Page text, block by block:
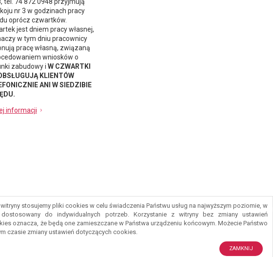
stosujemy pliki cookies w celu świadczenia Państwu usług na najwyższym poziomie, w
do indywidualnych potrzeb. Korzystanie z witryny bez zmiany ustawień
oznacza, że będą one zamieszczane w Państwa urządzeniu końcowym. Możecie Państwo
czasie zmiany ustawień dotyczących cookies.
ZAMKNIJ
nr 3 w godzinach pracy
oprócz czwartków.
jest dniem pracy własnej,
w tym dniu pracownicy
pracę własną, związaną
wniosków o
zabudowy i W CZWARTKI
KLIENTÓW
ANI W SIEDZIBIE
informacji